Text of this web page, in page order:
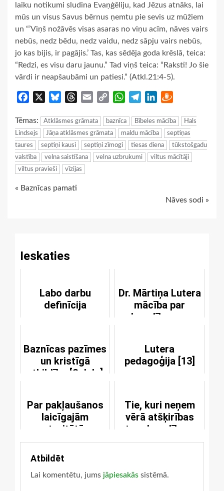
laiku notikumi sludina Evaņģēliju, kad Jēzus atnāks, lai
mūs un visus Savus bērnus ņemtu pie sevis uz mūžiem
un “’Viņš nožāvēs visas asaras no viņu acīm, nāves vairs
nebūs, nedz bēdu, nedz vaidu, nedz sāpju vairs nebūs,
jo kas bijis, ir pagājis.’ Tas, kas sēdēja goda krēslā, teica:
“Redzi, es visu daru jaunu.” Tad viņš teica: “Raksti! Jo šie
vārdi ir neapšaubāmi un patiesi.” (Atkl.21:4-5).
Facebook BlueskyThreads
Email
Copy
WhatsApp
TelegramLinkedIn
Tēmas: Atklāsmes grāmata baznīca Bībeles mācība
Hals
Lindsejs
Jāņa atklāsmes grāmata maldu mācība
septiņas
taures
septiņi kausi septiņi zīmogi tiesas diena
tūkstošgadu
valstība
velna saistīšana velna uzbrukumi
viltus mācītāji
viltus pravieši
vīzijas
Continue
« Baznīcas pamati
Nāves sodi »
Ieskaties
Labo darbu
definīcija
Dr. Mārtiņa Lutera
mācība par
bauslības un
Baznīcas pazīmes
un kristīgā
atbildība [2.daļa]
Lutera
pedagoģija [13]
Par pakļaušanos
laicīgajām
autoritātēm
Tie, kuri neņem
vērā atšķirības
starp bauslību un
Evaņģēliju
Atbildēt
Lai komentētu, jums jāpiesakās sistēmā.